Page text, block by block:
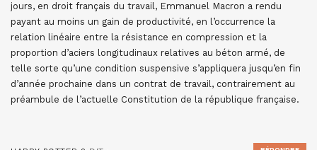
jours, en droit français du travail, Emmanuel Macron a rendu
payant au moins un gain de productivité, en l’occurrence la
relation linéaire entre la résistance en compression et la
proportion d’aciers longitudinaux relatives au béton armé, de
telle sorte qu’une condition suspensive s’appliquera jusqu’en fin
d’année prochaine dans un contrat de travail, contrairement au
préambule de l’actuelle Constitution de la république française.